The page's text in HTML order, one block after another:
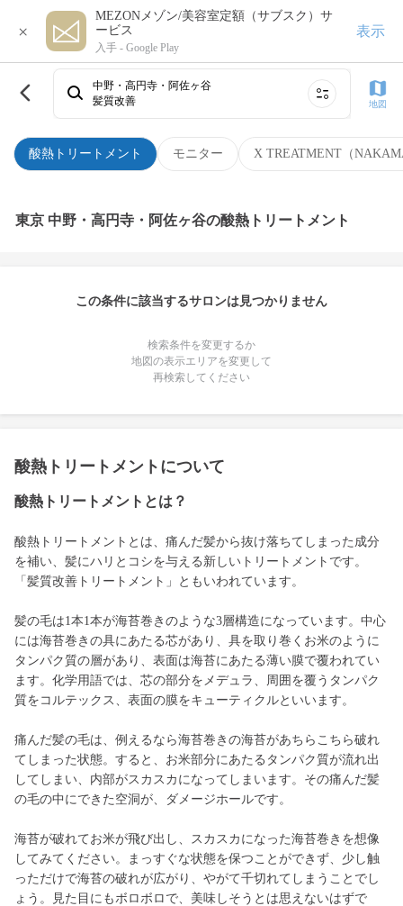
×
MEZONメゾン/美容室定額（サブスク）サ
ービス
入手 - Google Play
表示
酸熱トリートメント モニター X TREATMENT（
中野・高円寺・阿佐ヶ谷
髪質改善
地図
東京 中野・高円寺・阿佐ヶ谷の酸熱トリートメント
この条件に該当するサロンは見つかりません
検索条件を変更するか
地図の表示エリアを変更して
再検索してください
酸熱トリートメントについて
酸熱トリートメントとは？
酸熱トリートメントとは、痛んだ髪から抜け落ちてしまった成分
を補い、髪にハリとコシを与える新しいトリートメントです。
「髪質改善トリートメント」ともいわれています。
髪の毛は1本1本が海苔巻きのような3層構造になっています。中心
には海苔巻きの具にあたる芯があり、具を取り巻くお米のように
タンパク質の層があり、表面は海苔にあたる薄い膜で覆われてい
ます。化学用語では、芯の部分をメデュラ、周囲を覆うタンパク
質をコルテックス、表面の膜をキューティクルといいます。
痛んだ髪の毛は、例えるなら海苔巻きの海苔があちらこちら破れ
てしまった状態。すると、お米部分にあたるタンパク質が流れ出
してしまい、内部がスカスカになってしまいます。その痛んだ髪
の毛の中にできた空洞が、ダメージホールです。
海苔が破れてお米が飛び出し、スカスカになった海苔巻きを想像
してみてください。まっすぐな状態を保つことができず、少し触
っただけで海苔の破れが広がり、やがて千切れてしまうことでし
ょう。見た目にもボロボロで、美味しそうとは思えないはずで